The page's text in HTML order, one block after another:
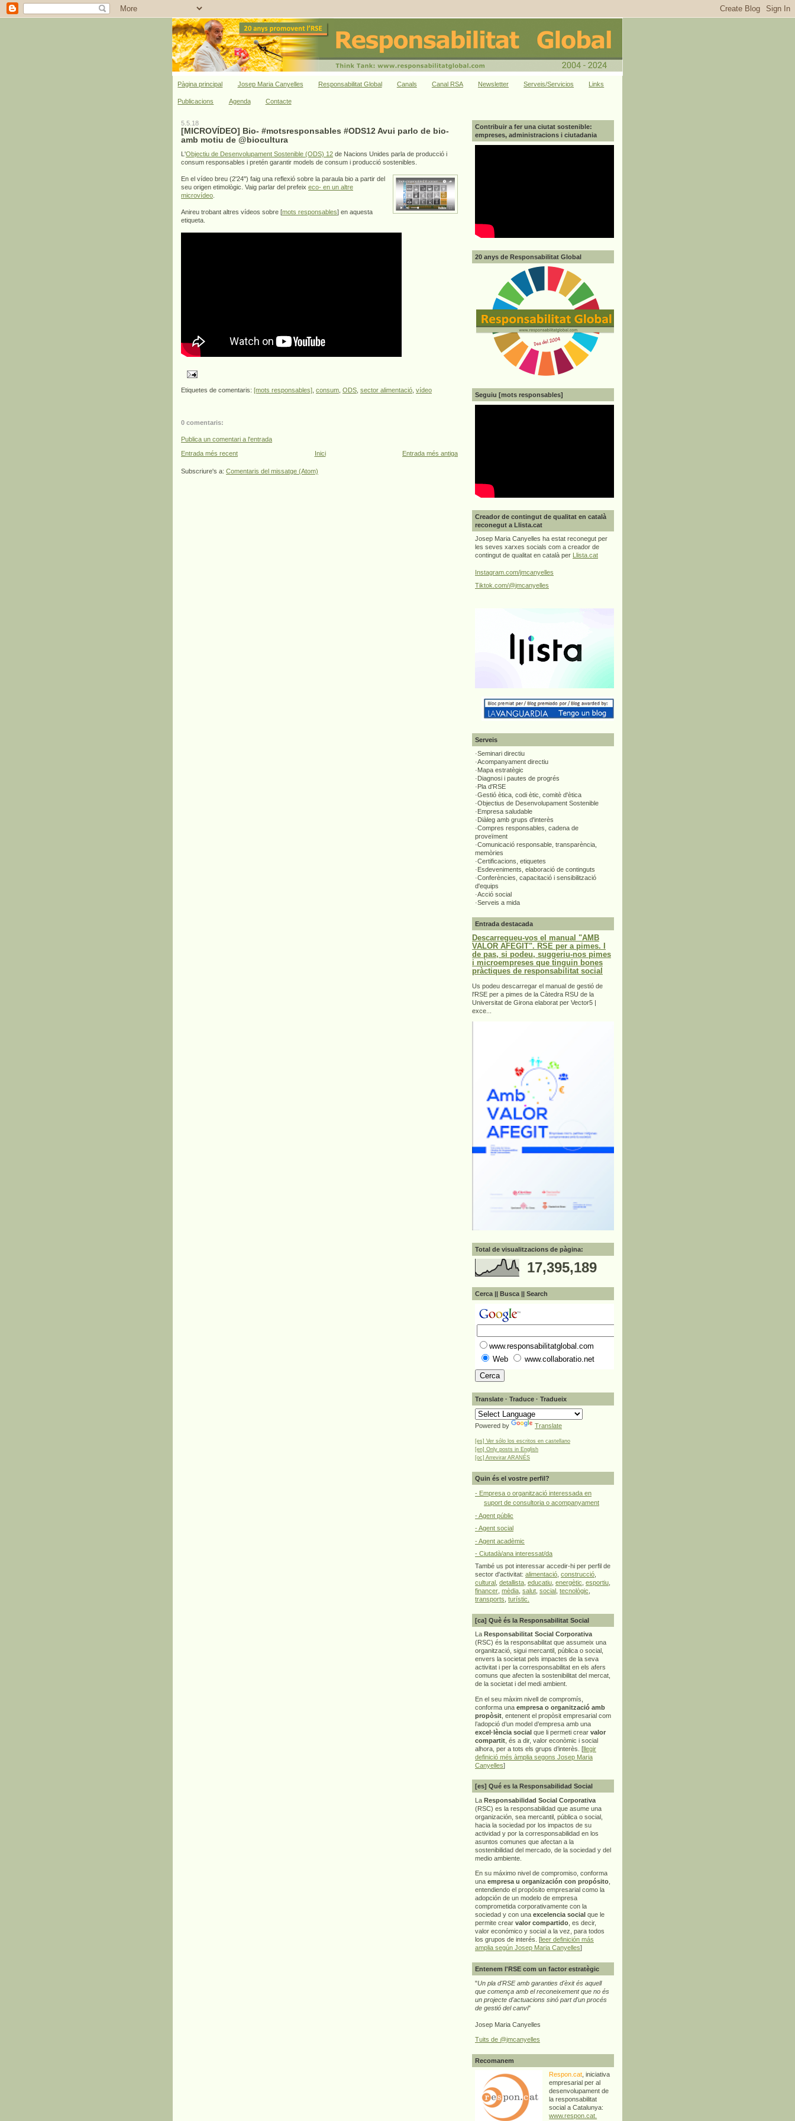
Pàgina principal Josep Maria Canyelles Responsabilitat Global Canals Canal RSA Newsletter Serveis/Servicios Links
Publicacions Agenda Contacte
5.5.18
[MICROVÍDEO] Bio- #motsresponsables #ODS12 Avui parlo de bio-
amb motiu de @biocultura
L'Objectiu de Desenvolupament Sostenible (ODS) 12 de Nacions Unides parla de producció i
consum responsables i pretén garantir models de consum i producció sostenibles.
En el vídeo breu (2'24'') faig una reflexió sobre la paraula bio a partir del
seu origen etimològic. Vaig parlar del prefeix eco- en un altre
microvídeo
Anireu trobant altres vídeos sobre [mots responsables] en aquesta
etiqueta.
Etiquetes de comentaris: [mots responsables] consum ODS sector alimentació vídeo
0 comentaris:
Publica un comentari a l'entrada
Entrada més recent
Entrada més antiga
Inici
Subscriure's a: Comentaris del missatge (Atom)
Contribuir a fer una ciutat sostenible:
empreses, administracions i ciutadania
20 anys de Responsabilitat Global
Seguiu [mots responsables]
Creador de contingut de qualitat en català
reconegut a Llista.cat
Josep Maria Canyelles ha estat reconegut per
les seves xarxes socials com a creador de
contingut de qualitat en català per
Llista.cat
Instagram.com/jmcanyelles
Tiktok.com/@jmcanyelles
Serveis
·Seminari directiu
·Acompanyament directiu
·Mapa estratègic
·Diagnosi i pautes de progrés
·Pla d'RSE
·Gestió ètica, codi ètic, comitè d'ètica
·Objectius de Desenvolupament Sostenible
·Empresa saludable
·Diàleg amb grups d'interès
·Compres responsables, cadena de
proveïment
·Comunicació responsable, transparència,
memòries
·Certificacions, etiquetes
·Esdeveniments, elaboració de continguts
·Conferències, capacitació i sensibilització
d'equips
·Acció social
·Serveis a mida
Entrada destacada
Descarregueu-vos el manual "AMB
VALOR AFEGIT". RSE per a pimes. I
de pas, si podeu, suggeriu-nos pimes
i microempreses que tinguin bones
pràctiques de responsabilitat social
Us podeu descarregar el manual de gestió de
l'RSE per a pimes de la Càtedra RSU de la
Universitat de Girona elaborat per Vector5 |
exce...
Total de visualitzacions de pàgina:
17,395,189
Cerca || Busca || Search
www.responsabilitatglobal.com
Web
www.collaboratio.net
Translate · Traduce · Tradueix
Powered by Translate
[es] Ver sólo los escritos en castellano
[en] Only posts in English
[oc] Arrevirar ARANÉS
Quin és el vostre perfil?
- Empresa o organització interessada en
suport de consultoria o acompanyament
- Agent públic
- Agent social
- Agent acadèmic
- Ciutadà/ana interessat/da
També us pot interessar accedir-hi per perfil de
sector d'activitat: alimentació construcció
cultural detallista educatiu energètic esportiu
financer mèdia salut social tecnològic
transports turístic.
[ca] Què és la Responsabilitat Social
La Responsabilitat Social Corporativa
(RSC) és la responsabilitat que assumeix una
organització, sigui mercantil, pública o social,
envers la societat pels impactes de la seva
activitat i per la corresponsabilitat en els afers
comuns que afecten la sostenibilitat del mercat,
de la societat i del medi ambient.
En el seu màxim nivell de compromís,
conforma una empresa o organització amb
propòsit , entenent el propòsit empresarial com
l’adopció d’un model d’empresa amb una
excel·lència social que li permeti crear valor
compartit , és a dir, valor econòmic i social
alhora, per a tots els grups d’interès. [llegir
definició més àmplia segons Josep Maria
Canyelles]
[es] Qué es la Responsabilidad Social
La Responsabilidad Social Corporativa
(RSC) es la responsabilidad que asume una
organización, sea mercantil, pública o social,
hacia la sociedad por los impactos de su
actividad y por la corresponsabilidad en los
asuntos comunes que afectan a la
sostenibilidad del mercado, de la sociedad y del
medio ambiente.
En su máximo nivel de compromiso, conforma
una empresa u organización con propósito
entendiendo el propósito empresarial como la
adopción de un modelo de empresa
comprometida corporativamente con la
sociedad y con una excelencia social que le
permite crear valor compartido , es decir,
valor económico y social a la vez, para todos
los grupos de interés. [leer definición más
amplia según Josep Maria Canyelles]
Entenem l'RSE com un factor estratègic
"Un pla d'RSE amb garanties d'èxit és aquell
que comença amb el reconeixement que no és
un projecte d'actuacions sinó part d'un procés
de gestió del canvi"
Josep Maria Canyelles
Tuits de @jmcanyelles
Recomanem
Respon.cat , iniciativa
empresarial per al
desenvolupament de
la responsabilitat
social a Catalunya:
www.respon.cat.